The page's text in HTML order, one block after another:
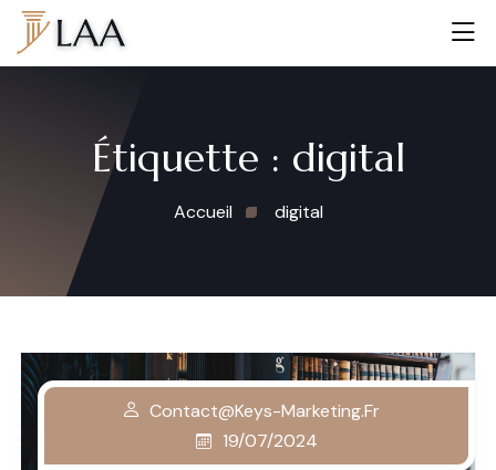
Étiquette : digital
Accueil digital
Contact@keys-Marketing.fr
19/07/2024